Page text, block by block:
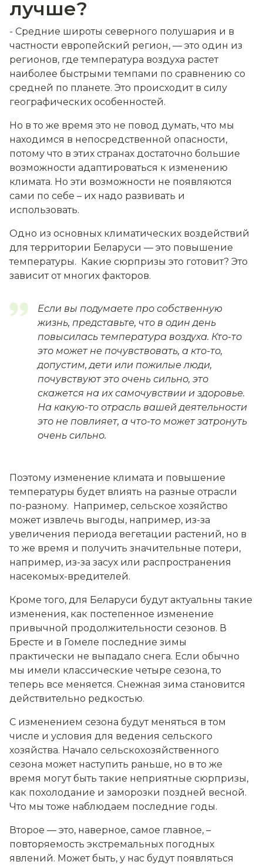
лучше?
- Средние широты северного полушария и в
частности европейский регион, — это один из
регионов, где температура воздуха растет
наиболее быстрыми темпами по сравнению со
средней по планете. Это происходит в силу
географических особенностей.
Но в то же время это не повод думать, что мы
находимся в непосредственной опасности,
потому что в этих странах достаточно большие
возможности адаптироваться к изменению
климата. Но эти возможности не появляются
сами по себе – их надо развивать и
использовать.
Одно из основных климатических воздействий
для территории Беларуси — это повышение
температуры. Какие сюрпризы это готовит? Это
зависит от многих факторов.
Если вы подумаете про собственную
жизнь, представьте, что в одиндень
повысилась температура воздуха. Кто-то
это может не почувствовать, а кто-то,
допустим, дети или пожилые люди,
почувствуют это очень сильно, это
скажется на их самочувствии и здоровье.
На какую-то отрасль вашей деятельности
это не повлияет, а что-то может затронуть
очень сильно.
Поэтому изменение климата и повышение
температуры будет влиять на разные отрасли
по-разному. Например, сельское хозяйство
может извлечь выгоды, например, из-за
увеличения периода вегетации растений, но в
то же время и получить значительные потери,
например, из-за засух или распространения
насекомых-вредителей.
Кроме того, для Беларуси будут актуальны такие
изменения, как постепенное изменение
привычной продолжительности сезонов. В
Бресте и в Гомеле последние зимы
практически не выпадало снега. Если обычно
мы имели классические четыре сезона, то
теперь все меняется. Снежная зима становится
действительно редкостью.
С изменением сезона будут меняться в том
числе и условия для ведения сельского
хозяйства. Начало сельскохозяйственного
сезона может наступить раньше, но в то же
время могут быть такие неприятные сюрпризы,
как похолодание и заморозки поздней весной.
Что мы тоже наблюдаем последние годы.
Второе — это, наверное, самое главное, –
повторяемость экстремальных погодных
явлений. Может быть, у нас будут появляться